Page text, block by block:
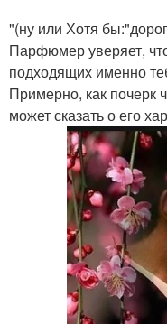
"(ну или Хотя
Парфюмер уверяет,
подходящих именно
Примерно, как почерк
может сказать о его